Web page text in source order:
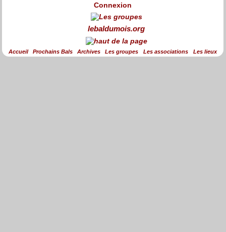
Connexion
lebaldumois.org
Accueil Prochains Bals Archives Les groupes Les associations Les lieux